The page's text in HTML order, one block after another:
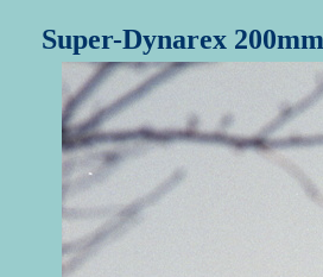
Super-Dynarex